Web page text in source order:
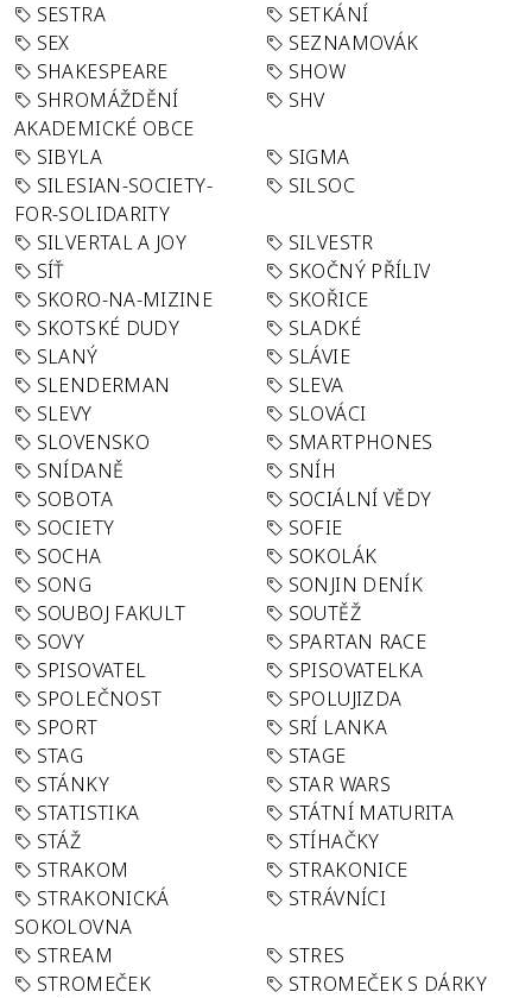
SESTRA
SETKÁNÍ
SEX
SEZNAMOVÁK
SHAKESPEARE
SHOW
SHROMÁŽDĚNÍ
AKADEMICKÉ OBCE
SHV
SIBYLA
SIGMA
SILESIAN-SOCIETY-
FOR-SOLIDARITY
SILSOC
SILVERTAL A JOY
SILVESTR
SÍŤ
SKOČNÝ PŘÍLIV
SKORO-NA-MIZINE
SKOŘICE
SKOTSKÉ DUDY
SLADKÉ
SLANÝ
SLÁVIE
SLENDERMAN
SLEVA
SLEVY
SLOVÁCI
SLOVENSKO
SMARTPHONES
SNÍDANĚ
SNÍH
SOBOTA
SOCIÁLNÍ VĚDY
SOCIETY
SOFIE
SOCHA
SOKOLÁK
SONG
SONJIN DENÍK
SOUBOJ FAKULT
SOUTĚŽ
SOVY
SPARTAN RACE
SPISOVATEL
SPISOVATELKA
SPOLEČNOST
SPOLUJIZDA
SPORT
SRÍ LANKA
STAG
STAGE
STÁNKY
STAR WARS
STATISTIKA
STÁTNÍ MATURITA
STÁŽ
STÍHAČKY
STRAKOM
STRAKONICE
STRAKONICKÁ
SOKOLOVNA
STRÁVNÍCI
STREAM
STRES
STROMEČEK
STROMEČEK S DÁRKY